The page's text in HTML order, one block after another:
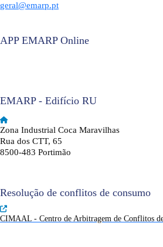
geral@emarp.pt
APP EMARP Online
EMARP - Edifício RU
Zona Industrial Coca Maravilhas
Rua dos CTT, 65
8500-483 Portimão
Resolução de conflitos de consumo
CIMAAL - Centro de Arbitragem de Conflitos